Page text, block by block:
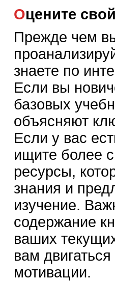
Оцените
Прежде чем
знаете по
Если вы
базовых
объясняют
Если у вас
ищите более
ресурсы,
знания и
изучение.
содержание
ваших
вам
мотивации.